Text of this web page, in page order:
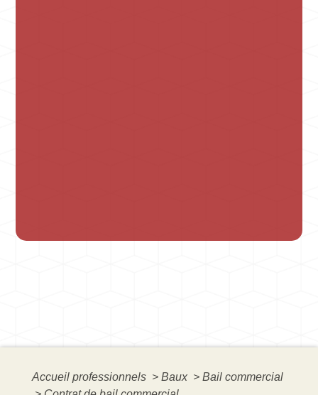
Accueil professionnels > Baux > Bail commercial